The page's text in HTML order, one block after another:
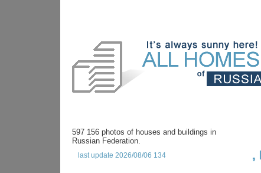
597 156 photos of houses and buildings in
Russian Federation.
last update 2026/08/06 134 ,